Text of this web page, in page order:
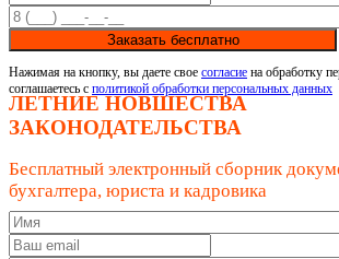
Заказать бесплатно
Нажимая на кнопку, вы даете свое согласие на обработку
соглашаетесь с политикой обработки персональных данных
ЛЕТНИЕ НОВШЕСТВА
ЗАКОНОДАТЕЛЬСТВА
Бесплатный электронный сборник
бухгалтера, юриста и кадровика